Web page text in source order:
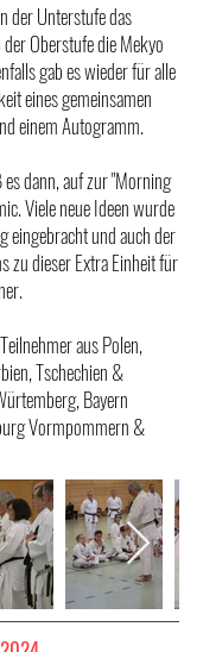
der Unterstufe das
Oberstufe die Mekyo
gab es wieder für alle
eines gemeinsamen
einem Autogramm.
dann, auf zur "Morning
Viele neue Ideen wurde
eingebracht und auch der
zu dieser Extra Einheit für
aus Polen,
Tschechien &
Bayern
Vormpommern &